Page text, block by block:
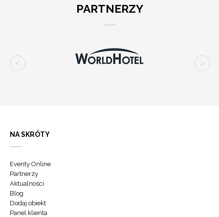
PARTNERZY
NA SKRÓTY
Eventy Online
Partnerzy
Aktualności
Blog
Dodaj obiekt
Panel klienta